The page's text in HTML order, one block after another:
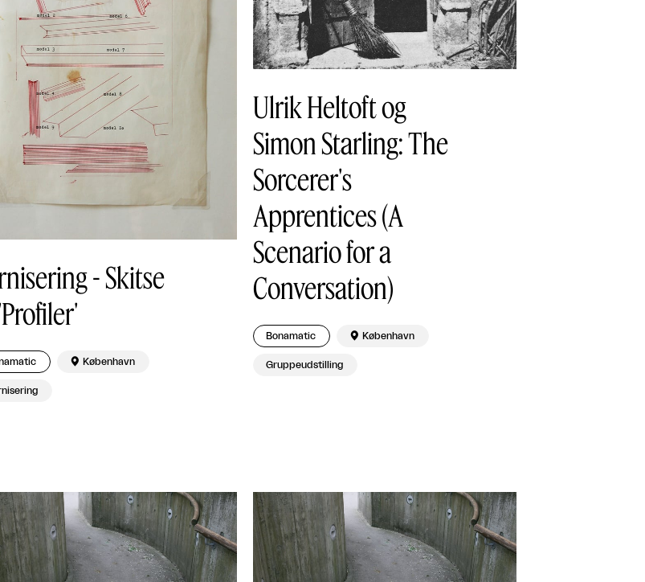
- Skitse
 København
Ulrik Heltoft og
Simon Starling: The
Sorcerer's
Apprentices (A
Scenario for a
Conversation)
Bonamatic  København
Gruppeudstilling